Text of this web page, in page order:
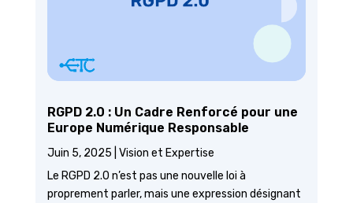
RGPD 2.0 : Un Cadre Renforcé pour une
Europe Numérique Responsable
Juin 5, 2025 Vision et Expertise
Le RGPD 2.0 n’est pas une nouvelle loi à
proprement parler, mais une expression désignant